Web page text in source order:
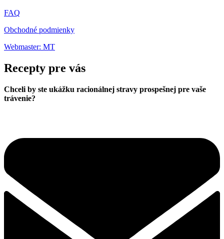
FAQ
Obchodné podmienky
Webmaster: MT
Recepty pre vás
Chceli by ste ukážku racionálnej stravy prospešnej pre vaše
trávenie?